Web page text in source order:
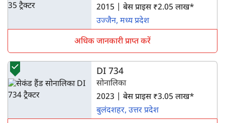
2015 | बेस प्राइस ₹2.05 लाख*
उज्जैन, मध्य प्रदेश
अधिक जानकारी प्राप्त करें
DI 734
सोनालिका
2023 | बेस प्राइस ₹3.05 लाख*
बुलंदशहर, उत्तर प्रदेश